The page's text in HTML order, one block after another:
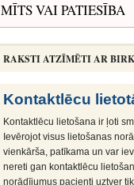
MĪTS VAI PATIESĪBA
RAKSTI ATZĪMĒTI AR
Kontaktlēcu
Kontaktlēcu lietošana ir ļoti
Ievērojot visus lietošanas
vienkārša, patīkama un var
nereti gan kontaktlēcu
norādījumus pacienti uztver